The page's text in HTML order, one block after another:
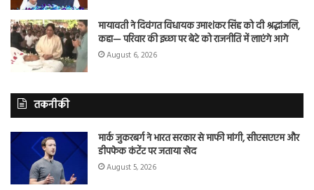
मायावती ने दिवंगत विधायक उमाशंकर सिंह को दी श्रद्धांजलि,
कहा— परिवार की इच्छा पर बेटे को राजनीति में लाएंगे आगे
August 6, 2026
तकनीकी
मार्क जुकरबर्ग ने भारत सरकार से माफी मांगी, सीएसएएम और
डीपफेक कंटेंट पर जताया खेद
August 5, 2026